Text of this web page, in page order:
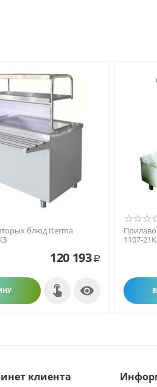
блюд Iterma
120 193 Р

1107-
клиента